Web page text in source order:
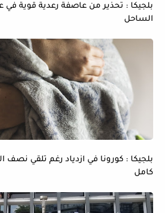
بلجيكا : تحذير من عاصفة رعدية قوية في
الساحل
بلجيكا : كورونا في ازدياد رغم تلقي نصف
كامل